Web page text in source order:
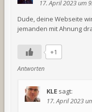
17. April 2023 um
Dude, deine Webseite
jemanden mit Ahnung
+1
Antworten
KLE sagt:
17. April 2023